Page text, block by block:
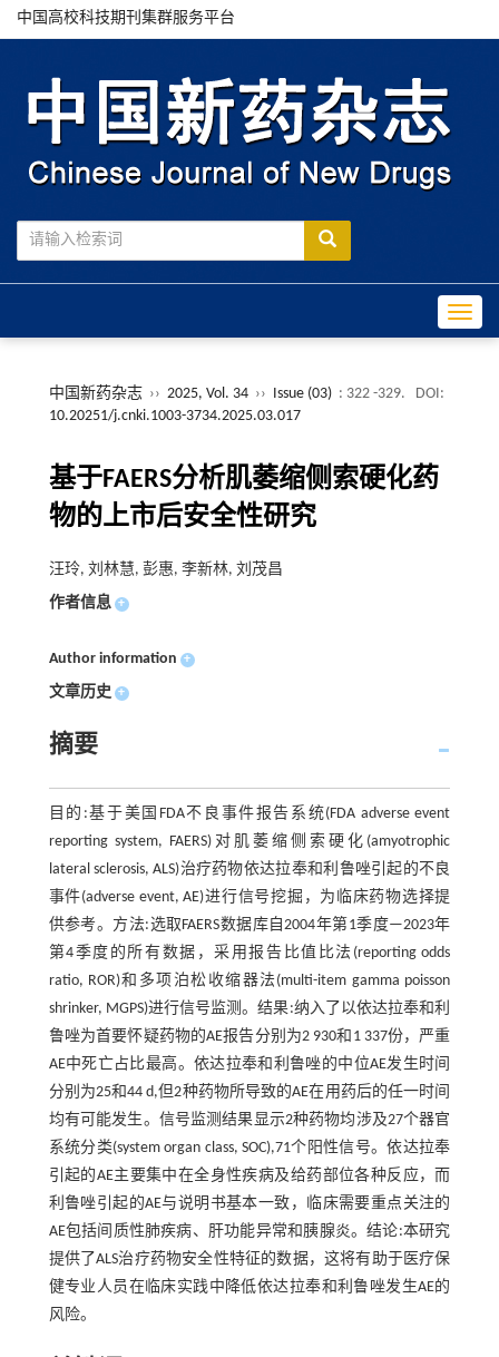
中国高校科技期刊集群服务平台
中国新药杂志 ›› 2025, Vol. 34 ›› Issue (03) : 322 -329.
DOI:
10.20251/j.cnki.1003-3734.2025.03.017
基于FAERS分析肌萎缩侧索硬化药
物的上市后安全性研究
汪玲, 刘林慧, 彭惠, 李新林, 刘茂昌
作者信息 +
Author information +
文章历史 +
摘要
目的:基于美国FDA不良事件报告系统(FDA adverse event
reporting system, FAERS)对肌萎缩侧索硬化(amyotrophic
lateral sclerosis, ALS)治疗药物依达拉奉和利鲁唑引起的不良
事件(adverse event, AE)进行信号挖掘，为临床药物选择提
供参考。方法:选取FAERS数据库自2004年第1季度—2023年
第4季度的所有数据，采用报告比值比法(reporting odds
ratio, ROR)和多项泊松收缩器法(multi-item gamma poisson
shrinker, MGPS)进行信号监测。结果:纳入了以依达拉奉和利
鲁唑为首要怀疑药物的AE报告分别为2 930和1 337份，严重
AE中死亡占比最高。依达拉奉和利鲁唑的中位AE发生时间
分别为25和44 d,但2种药物所导致的AE在用药后的任一时间
均有可能发生。信号监测结果显示2种药物均涉及27个器官
系统分类(system organ class, SOC),71个阳性信号。依达拉奉
引起的AE主要集中在全身性疾病及给药部位各种反应，而
利鲁唑引起的AE与说明书基本一致，临床需要重点关注的
AE包括间质性肺疾病、肝功能异常和胰腺炎。结论:本研究
提供了ALS治疗药物安全性特征的数据，这将有助于医疗保
健专业人员在临床实践中降低依达拉奉和利鲁唑发生AE的
风险。